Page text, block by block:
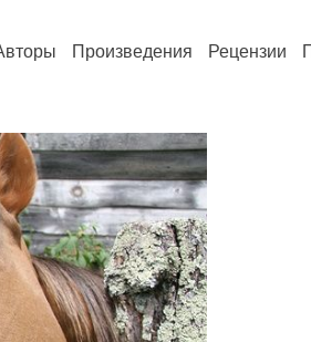
Произведения Рецензии